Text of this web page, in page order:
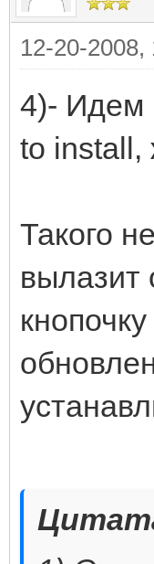
12-20-2008,
4)- Идем
to install,
Такого
вылазит